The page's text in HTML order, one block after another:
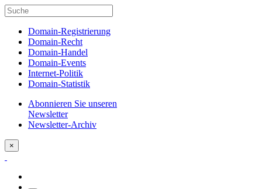
Domain-Registrierung
Domain-Recht
Domain-Handel
Domain-Events
Internet-Politik
Domain-Statistik
Abonnieren Sie unseren
Newsletter
Newsletter-Archiv
×